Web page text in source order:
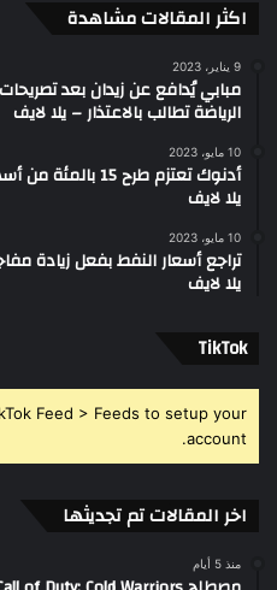
اكثر المقالات مشاهدة
9 يناير، 2023
مبابي يُدافع عن زيدان بعد
الرياضة تطالب بالاعتذار – يلا لايف
10 مايو، 2023
أدنوك تعتزم طرح
يلا لايف
10 مايو، 2023
تراجع أسعار النفط بفعل زيادة
يلا لايف
‫TikTok
Feed > Feeds to setup your
account.
اخر المقالات تم تجديثها
منذ 5 أيام